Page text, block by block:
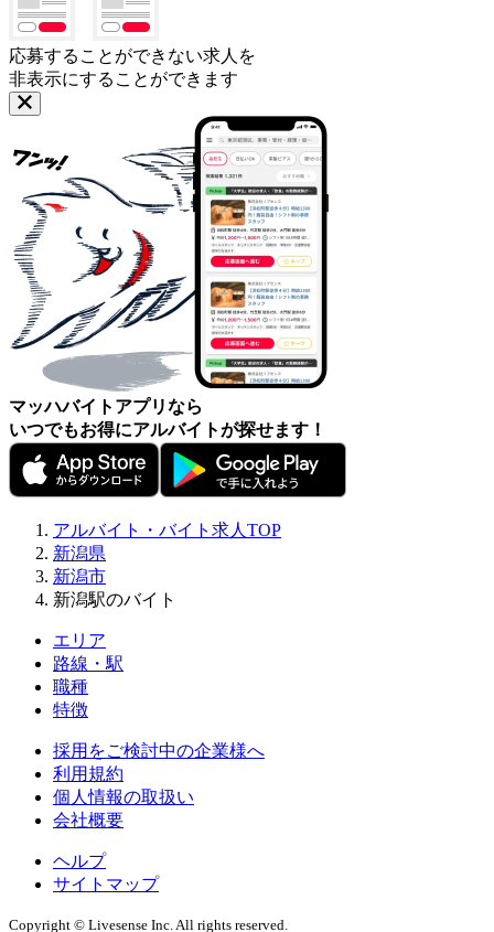
応募することができない求人を
非表示にすることができます
マッハバイトアプリなら
いつでもお得にアルバイトが探せます！
アルバイト・バイト求人TOP
新潟県
新潟市
新潟駅のバイト
エリア
路線・駅
職種
特徴
採用をご検討中の企業様へ
利用規約
個人情報の取扱い
会社概要
ヘルプ
サイトマップ
Copyright © Livesense Inc. All rights reserved.